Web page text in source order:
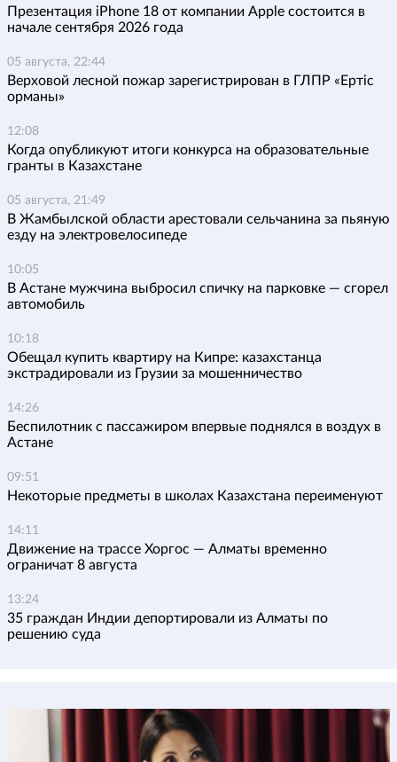
Презентация iPhone 18 от компании Apple состоится в
начале сентября 2026 года
05 августа, 22:44
Верховой лесной пожар зарегистрирован в ГЛПР «Ертіс
орманы»
12:08
Когда опубликуют итоги конкурса на образовательные
гранты в Казахстане
05 августа, 21:49
В Жамбылской области арестовали сельчанина за пьяную
езду на электровелосипеде
10:05
В Астане мужчина выбросил спичку на парковке — сгорел
автомобиль
10:18
Обещал купить квартиру на Кипре: казахстанца
экстрадировали из Грузии за мошенничество
14:26
Беспилотник с пассажиром впервые поднялся в воздух в
Астане
09:51
Некоторые предметы в школах Казахстана переименуют
14:11
Движение на трассе Хоргос — Алматы временно
ограничат 8 августа
13:24
35 граждан Индии депортировали из Алматы по
решению суда